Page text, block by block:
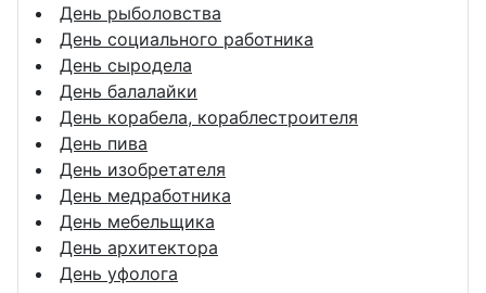
День рыболовства
День социального работника
День сыродела
День балалайки
День корабела, кораблестроителя
День пива
День изобретателя
День медработника
День мебельщика
День архитектора
День уфолога